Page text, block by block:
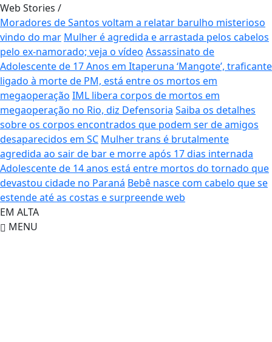
Web Stories /
Moradores de Santos voltam a relatar barulho misterioso
vindo do mar Mulher é agredida e arrastada pelos cabelos
pelo ex-namorado; veja o vídeo Assassinato de
Adolescente de 17 Anos em Itaperuna ‘Mangote’, traficante
ligado à morte de PM, está entre os mortos em
megaoperação IML libera corpos de mortos em
megaoperação no Rio, diz Defensoria Saiba os detalhes
sobre os corpos encontrados que podem ser de amigos
desaparecidos em SC Mulher trans é brutalmente
agredida ao sair de bar e morre após 17 dias internada
Adolescente de 14 anos está entre mortos do tornado que
devastou cidade no Paraná Bebê nasce com cabelo que se
estende até as costas e surpreende web
EM ALTA
MENU